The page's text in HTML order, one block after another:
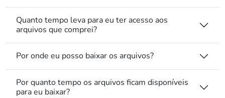
Quanto tempo leva para eu ter acesso aos
arquivos que comprei?
Por onde eu posso baixar os arquivos?
Por quanto tempo os arquivos ficam disponíveis
para eu baixar?